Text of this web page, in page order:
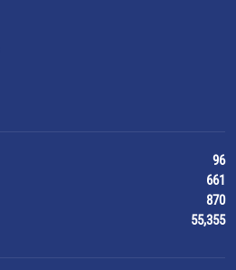
96
661
870
55,355